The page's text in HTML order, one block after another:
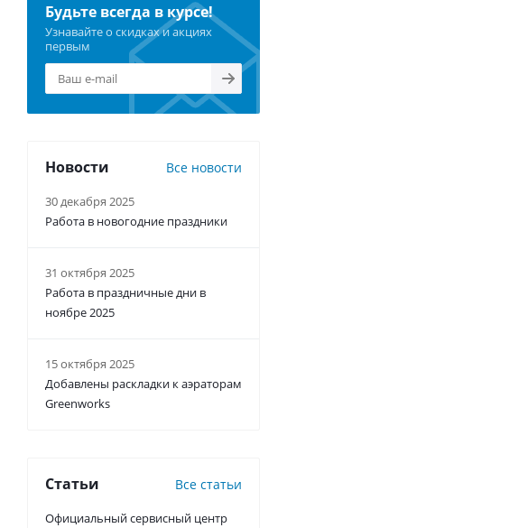
Будьте всегда в курсе!
Узнавайте о скидках и акциях
первым
Новости Все новости
30 декабря 2025
Работа в новогодние праздники
31 октября 2025
Работа в праздничные дни в
ноябре 2025
15 октября 2025
Добавлены раскладки к аэраторам
Greenworks
Статьи Все статьи
Официальный сервисный центр